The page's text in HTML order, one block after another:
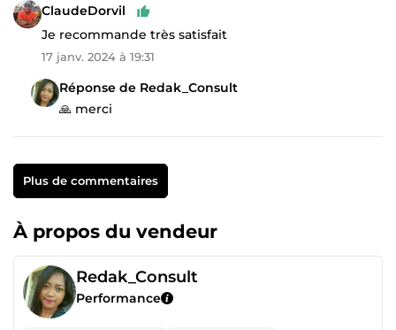
ClaudeDorvil
Je recommande très satisfait
17 janv. 2024 à 19:31
Réponse de Redak_Consult
🙏 merci
Plus de commentaires
À propos du vendeur
Redak_Consult
Performance